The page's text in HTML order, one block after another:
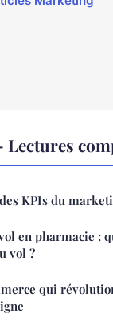
KPIs du
en pharmacie :
vol ?
qui